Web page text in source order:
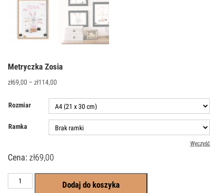
Metryczka Zosia
zł69,00 – zł114,00
Rozmiar
Ramka
Wyczyść
Cena: zł69,00
ilość
Metryczka
Dodaj do koszyka